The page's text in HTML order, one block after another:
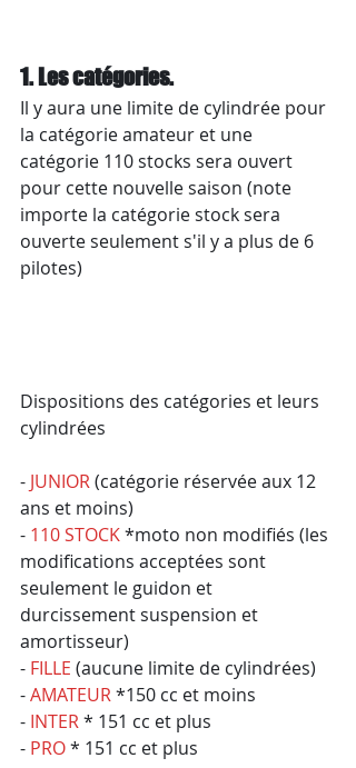
1. Les catégories.
Il y aura une limite de cylindrée pour
la catégorie amateur et une
catégorie 110 stocks sera ouvert
pour cette nouvelle saison (note
importe la catégorie stock sera
ouverte seulement s'il y a plus de 6
pilotes)
Dispositions des catégories et leurs
cylindrées
- JUNIOR (catégorie réservée aux 12
ans et moins)
- 110 STOCK *moto non modifiés (les
modifications acceptées sont
seulement le guidon et
durcissement suspension et
amortisseur)
- FILLE (aucune limite de cylindrées)
- AMATEUR *150 cc et moins
- INTER * 151 cc et plus
- PRO * 151 cc et plus